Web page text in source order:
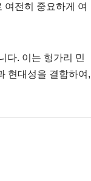
여전히 중요하게 여
다. 이는 헝가리 민
현대성을 결합하여,